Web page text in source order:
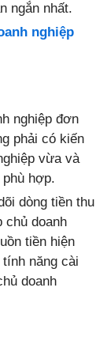
ngắn nhất.
nghiệp
nghiệp đơn
phải có kiến
vừa và
hợp.
dòng tiền thu
chủ doanh
tiền hiện
năng cài
doanh